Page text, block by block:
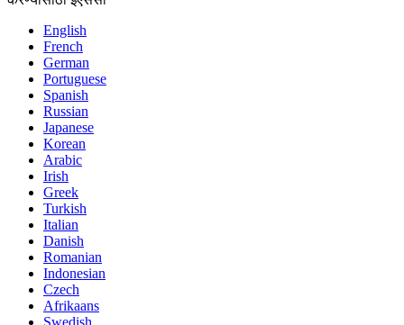
English
French
German
Portuguese
Spanish
Russian
Japanese
Korean
Arabic
Irish
Greek
Turkish
Italian
Danish
Romanian
Indonesian
Czech
Afrikaans